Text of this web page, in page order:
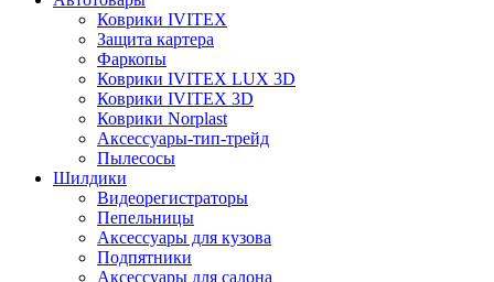
Коврики IVITEX
Защита картера
Фаркопы
Коврики IVITEX LUX 3D
Коврики IVITEX 3D
Коврики Norplast
Аксессуары-тип-трейд
Пылесосы
Шилдики
Видеорегистраторы
Пепельницы
Аксессуары для кузова
Подпятники
Аксессуары для салона